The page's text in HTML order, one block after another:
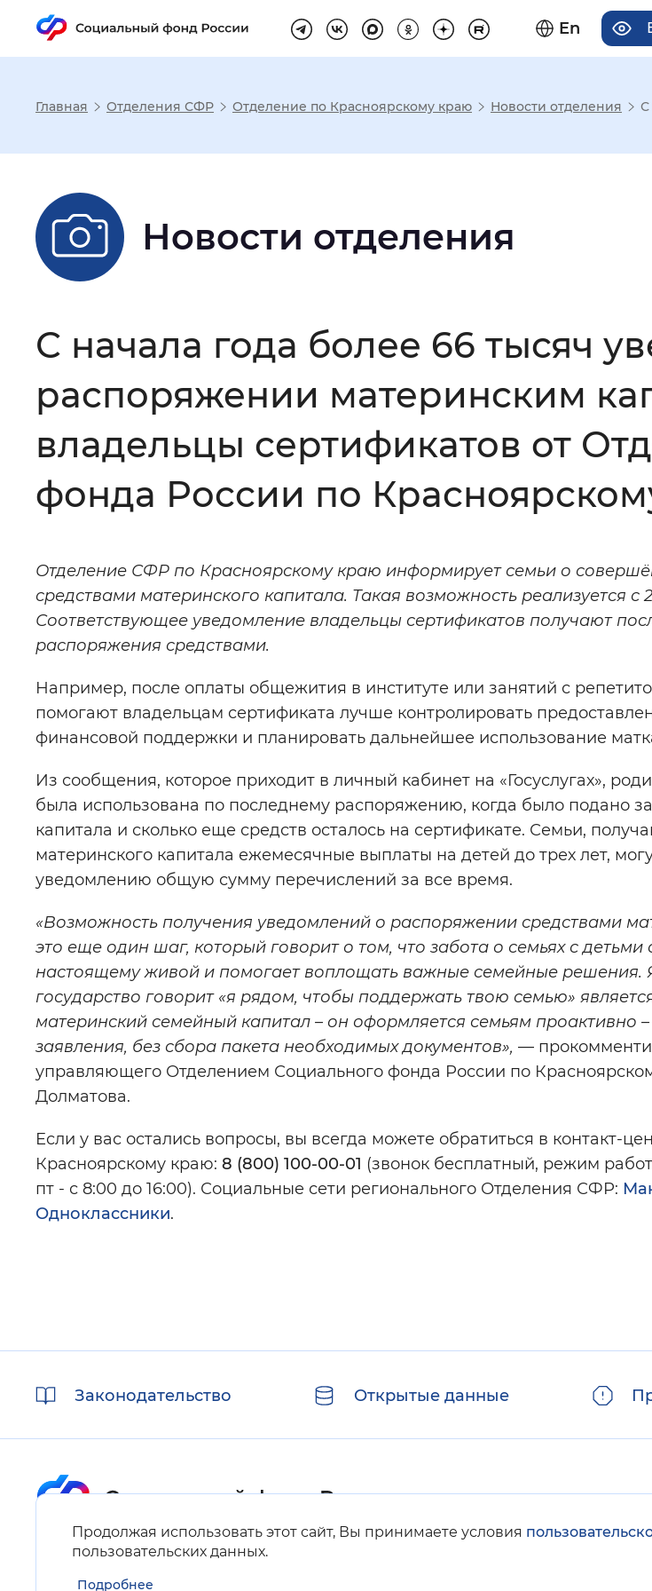
En
Настройка режима
Размер шрифта
Шрифт
Интервал между буквами : Нормальный Увеличенный
Изображения: Включены Выключены
Звуковой ассистент: Воспроизвести Остановить
Главная Отделения СФР Отделение по Красноярскому краю Новости отделения С
Новости отделения
С начала года более 66 тысяч
распоряжении материнским
владельцы сертификатов от
фонда России по
Отделение СФР по Красноярскому краю информирует семьи о
средствами материнского капитала. Такая возможность реализуется с
Соответствующее уведомление владельцы сертификатов получают
распоряжения средствами.
Например, после оплаты общежития в институте или занятий с
помогают владельцам сертификата лучше контролировать
финансовой поддержки и планировать дальнейшее использование
Из сообщения, которое приходит в личный кабинет на «Госуслугах»,
была использована по последнему распоряжению, когда было подано
капитала и сколько еще средств осталось на сертификате. Семьи,
материнского капитала ежемесячные выплаты на детей до трех лет,
уведомлению общую сумму перечислений за все время.
«Возможность получения уведомлений о распоряжении средствами
это еще один шаг, который говорит о том, что забота о семьях с детьми
настоящему живой и помогает воплощать важные семейные решения.
государство говорит «я рядом, чтобы поддержать твою семью»
материнский семейный капитал – он оформляется семьям проактивно
заявления, без сбора пакета необходимых документов», —
управляющего Отделением Социального фонда России по
Долматова.
Если у вас остались вопросы, вы всегда можете обратиться в контакт-
Красноярскому краю: 8 (800) 100-00-01 (звонок бесплатный, режим
пт - с 8:00 до 16:00). Социальные сети регионального Отделения СФР:
Одноклассники.
Продолжая использовать этот сайт, Вы принимаете условия
пользовательских данных.
Подробнее
ссылкиЗаконодательство Открытые данные
Карта сайта
Нашли ошибку на сайте?